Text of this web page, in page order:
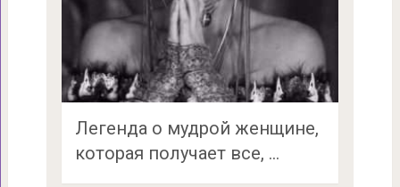
Легенда о мудрой женщине,
которая получает все, …